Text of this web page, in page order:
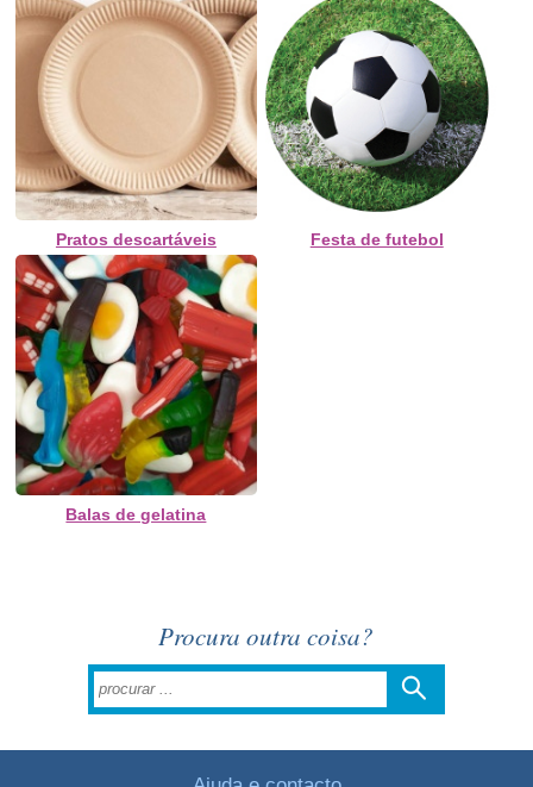
Pratos descartáveis Festa de futebol
Balas de gelatina
Procura outra coisa?